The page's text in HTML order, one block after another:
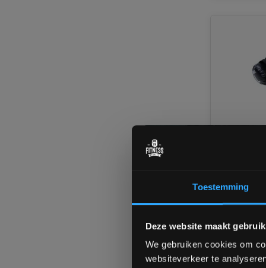
Toestemming
Deze website maakt
We gebruiken cookies om
websiteverkeer te
Ruim op
1-3
€76,99
€73,10